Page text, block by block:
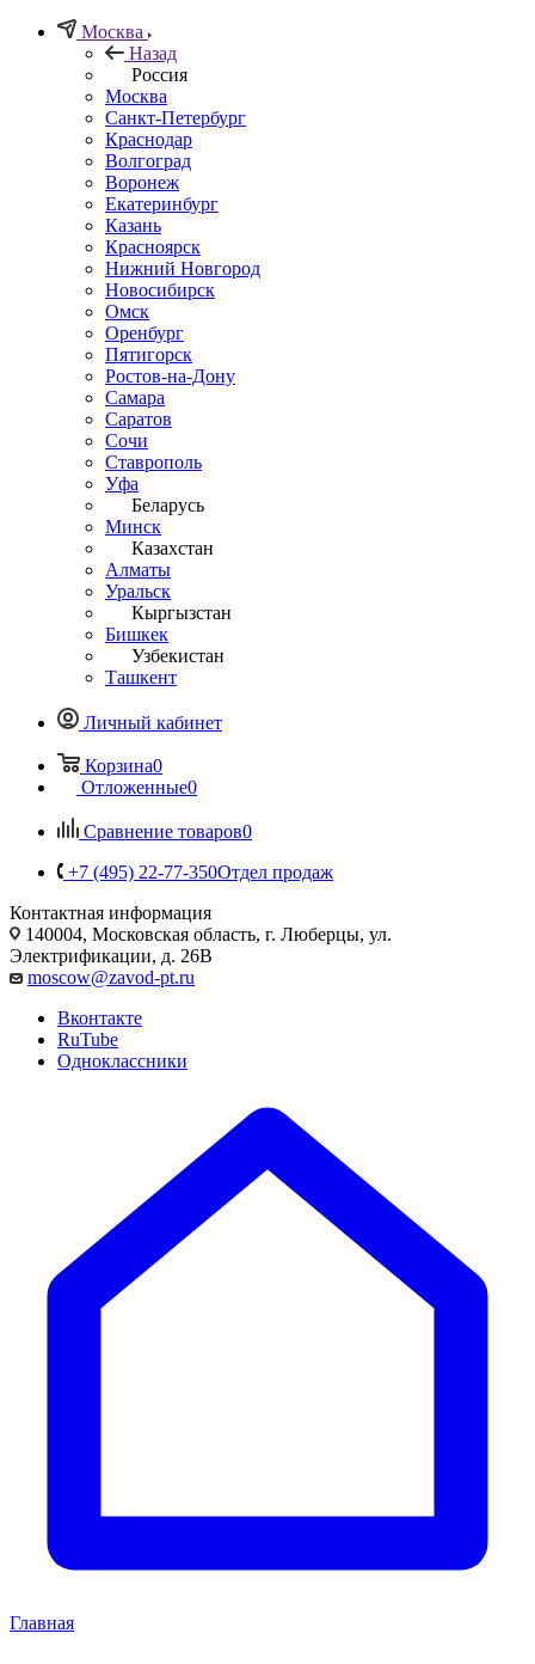
Москва
Назад
Россия
Москва
Санкт-Петербург
Краснодар
Волгоград
Воронеж
Екатеринбург
Казань
Красноярск
Нижний Новгород
Новосибирск
Омск
Оренбург
Пятигорск
Ростов-на-Дону
Самара
Саратов
Сочи
Ставрополь
Уфа
Беларусь
Минск
Казахстан
Алматы
Уральск
Кыргызстан
Бишкек
Узбекистан
Ташкент
Личный кабинет
Корзина0
Отложенные0
Сравнение товаров0
+7 (495) 22-77-350Отдел продаж
Контактная информация
140004, Московская область, г. Люберцы, ул.
Электрификации, д. 26В
moscow@zavod-pt.ru
Вконтакте
RuTube
Одноклассники
Главная